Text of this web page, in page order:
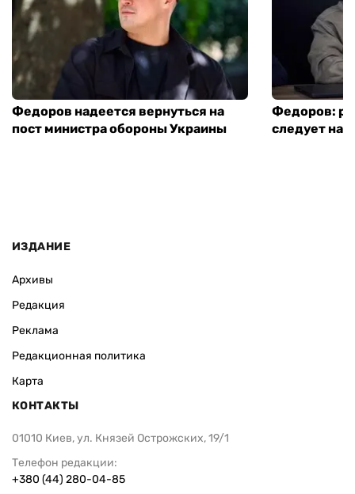
Федоров надеется вернуться на
пост министра обороны Украины
Федоров:
следует
ИЗДАНИЕ
Архивы
Редакция
Реклама
Редакционная политика
Карта
КОНТАКТЫ
01010 Киев, ул. Князей Острожских, 19/1
Телефон редакции:
+380 (44) 280-04-85